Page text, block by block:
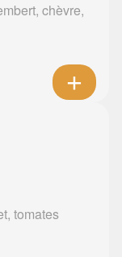
chèvre,
tomates